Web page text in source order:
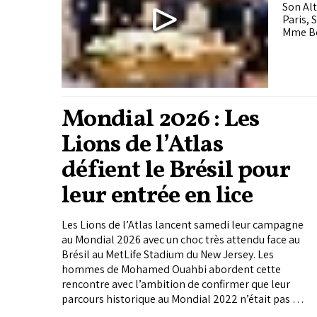
Son
Paris,
Mme
Mondial 2026 : Les
Lions de l’Atlas
défient le Brésil pour
leur entrée en lice
Les Lions de l’Atlas lancent samedi leur campagne
au Mondial 2026 avec un choc très attendu face au
Brésil au MetLife Stadium du New Jersey. Les
hommes de Mohamed Ouahbi abordent cette
rencontre avec l’ambition de confirmer que leur
parcours historique au Mondial 2022 n’était pas un